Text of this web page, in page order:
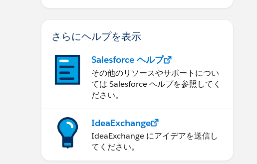
さらにヘルプを表示
Salesforce ヘルプ
その他のリソースやサポートについ
ては Salesforce ヘルプを参照してく
ださい。
IdeaExchange
IdeaExchange にアイデアを送信し
てください。